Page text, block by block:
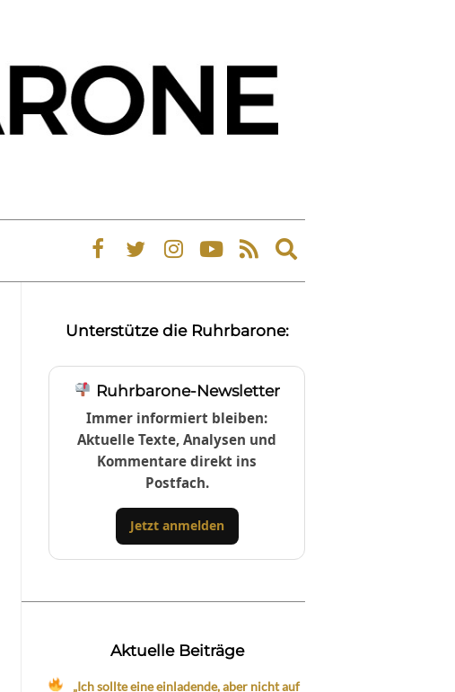
Expand
search
Unterstütze die Ruhrbarone:
Ruhrbarone-Newsletter
Immer informiert bleiben:
Aktuelle Texte, Analysen und
Kommentare direkt ins
Postfach.
Jetzt anmelden
Aktuelle Beiträge
„Ich sollte eine einladende, aber nicht auf